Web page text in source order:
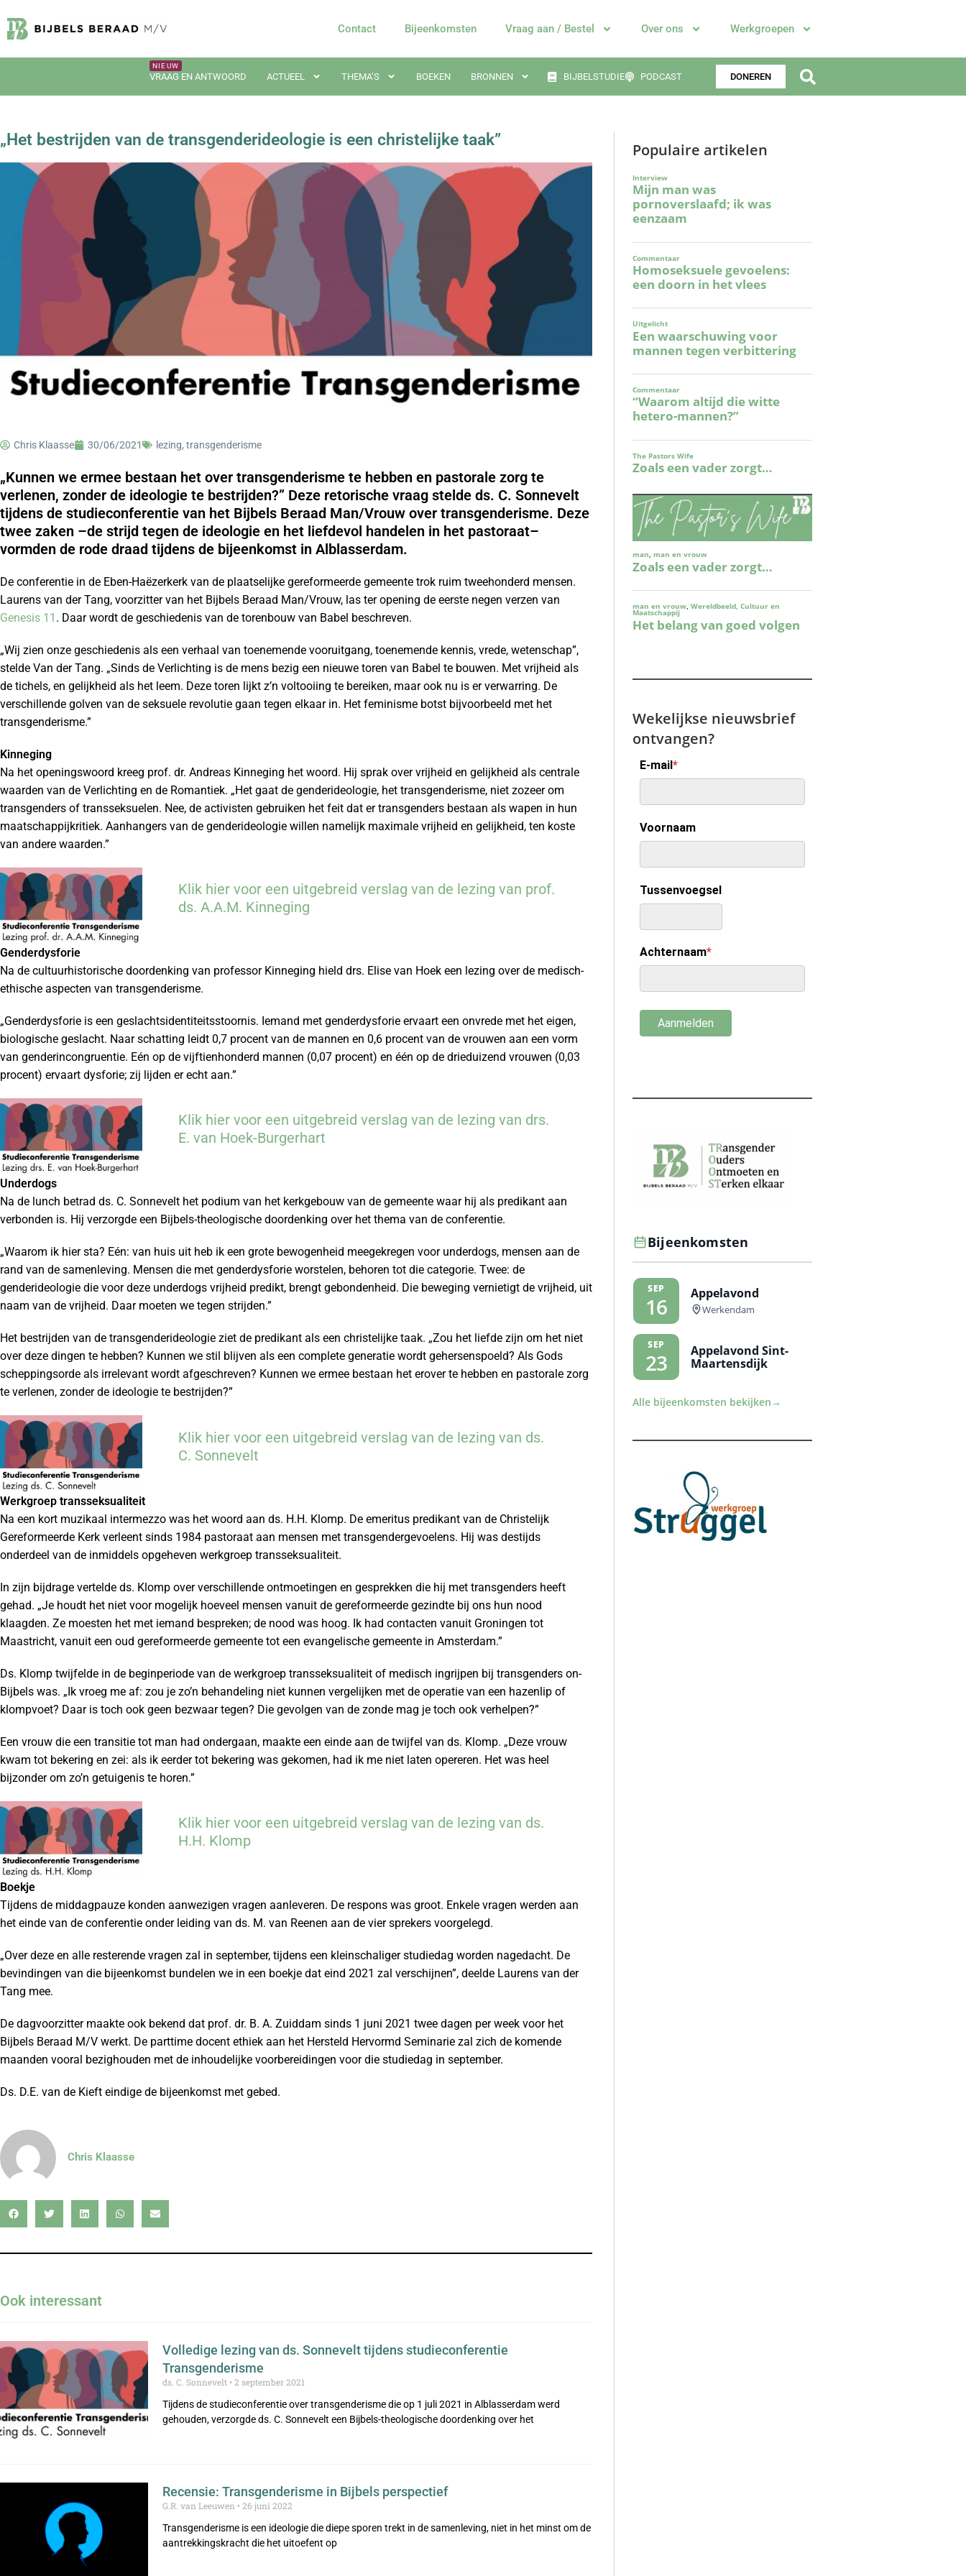
Contact Bijeenkomsten Vraag aan / Bestel Over ons Werkgroepen
VRAAG EN ANTWOORD ACTUEEL THEMA’S BOEKEN BRONNEN BIJBELSTUDIE PODCAST DONEREN
„Het bestrijden van de transgenderideologie is een christelijke taak”
Chris Klaasse 30/06/2021 lezing, transgenderisme
„Kunnen we ermee bestaan het over transgenderisme te hebben en pastorale zorg te
verlenen, zonder de ideologie te bestrijden?” Deze retorische vraag stelde ds. C. Sonnevelt
tijdens de studieconferentie van het Bijbels Beraad Man/Vrouw over transgenderisme. Deze
twee zaken –de strijd tegen de ideologie en het liefdevol handelen in het pastoraat–
vormden de rode draad tijdens de bijeenkomst in Alblasserdam.
De conferentie in de Eben-Haëzerkerk van de plaatselijke gereformeerde gemeente trok ruim tweehonderd mensen.
Laurens van der Tang, voorzitter van het Bijbels Beraad Man/Vrouw, las ter opening de eerste negen verzen van
Genesis 11 . Daar wordt de geschiedenis van de torenbouw van Babel beschreven.
„Wij zien onze geschiedenis als een verhaal van toenemende vooruitgang, toenemende kennis, vrede, wetenschap”,
stelde Van der Tang. „Sinds de Verlichting is de mens bezig een nieuwe toren van Babel te bouwen. Met vrijheid als
de tichels, en gelijkheid als het leem. Deze toren lijkt z’n voltooiing te bereiken, maar ook nu is er verwarring. De
verschillende golven van de seksuele revolutie gaan tegen elkaar in. Het feminisme botst bijvoorbeeld met het
transgenderisme.”
Kinneging
Na het openingswoord kreeg prof. dr. Andreas Kinneging het woord. Hij sprak over vrijheid en gelijkheid als centrale
waarden van de Verlichting en de Romantiek. „Het gaat de genderideologie, het transgenderisme, niet zozeer om
transgenders of transseksuelen. Nee, de activisten gebruiken het feit dat er transgenders bestaan als wapen in hun
maatschappijkritiek. Aanhangers van de genderideologie willen namelijk maximale vrijheid en gelijkheid, ten koste
van andere waarden.”
Klik hier voor een uitgebreid verslag van de lezing van prof.
ds. A.A.M. Kinneging
Genderdysforie
Na de cultuurhistorische doordenking van professor Kinneging hield drs. Elise van Hoek een lezing over de medisch-
ethische aspecten van transgenderisme.
„Genderdysforie is een geslachtsidentiteitsstoornis. Iemand met genderdysforie ervaart een onvrede met het eigen,
biologische geslacht. Naar schatting leidt 0,7 procent van de mannen en 0,6 procent van de vrouwen aan een vorm
van genderincongruentie. Eén op de vijftienhonderd mannen (0,07 procent) en één op de drieduizend vrouwen (0,03
procent) ervaart dysforie; zij lijden er echt aan.”
Klik hier voor een uitgebreid verslag van de lezing van drs.
E. van Hoek-Burgerhart
Underdogs
Na de lunch betrad ds. C. Sonnevelt het podium van het kerkgebouw van de gemeente waar hij als predikant aan
verbonden is. Hij verzorgde een Bijbels-theologische doordenking over het thema van de conferentie.
„Waarom ik hier sta? Eén: van huis uit heb ik een grote bewogenheid meegekregen voor underdogs, mensen aan de
rand van de samenleving. Mensen die met genderdysforie worstelen, behoren tot die categorie. Twee: de
genderideologie die voor deze underdogs vrijheid predikt, brengt gebondenheid. Die beweging vernietigt de vrijheid, uit
naam van de vrijheid. Daar moeten we tegen strijden.”
Het bestrijden van de transgenderideologie ziet de predikant als een christelijke taak. „Zou het liefde zijn om het niet
over deze dingen te hebben? Kunnen we stil blijven als een complete generatie wordt gehersenspoeld? Als Gods
scheppingsorde als irrelevant wordt afgeschreven? Kunnen we ermee bestaan het erover te hebben en pastorale zorg
te verlenen, zonder de ideologie te bestrijden?”
Klik hier voor een uitgebreid verslag van de lezing van ds.
C. Sonnevelt
Werkgroep transseksualiteit
Na een kort muzikaal intermezzo was het woord aan ds. H.H. Klomp. De emeritus predikant van de Christelijk
Gereformeerde Kerk verleent sinds 1984 pastoraat aan mensen met transgendergevoelens. Hij was destijds
onderdeel van de inmiddels opgeheven werkgroep transseksualiteit.
In zijn bijdrage vertelde ds. Klomp over verschillende ontmoetingen en gesprekken die hij met transgenders heeft
gehad. „Je houdt het niet voor mogelijk hoeveel mensen vanuit de gereformeerde gezindte bij ons hun nood
klaagden. Ze moesten het met iemand bespreken; de nood was hoog. Ik had contacten vanuit Groningen tot
Maastricht, vanuit een oud gereformeerde gemeente tot een evangelische gemeente in Amsterdam.”
Ds. Klomp twijfelde in de beginperiode van de werkgroep transseksualiteit of medisch ingrijpen bij transgenders on-
Bijbels was. „Ik vroeg me af: zou je zo’n behandeling niet kunnen vergelijken met de operatie van een hazenlip of
klompvoet? Daar is toch ook geen bezwaar tegen? Die gevolgen van de zonde mag je toch ook verhelpen?”
Een vrouw die een transitie tot man had ondergaan, maakte een einde aan de twijfel van ds. Klomp. „Deze vrouw
kwam tot bekering en zei: als ik eerder tot bekering was gekomen, had ik me niet laten opereren. Het was heel
bijzonder om zo’n getuigenis te horen.”
Klik hier voor een uitgebreid verslag van de lezing van ds.
H.H. Klomp
Boekje
Tijdens de middagpauze konden aanwezigen vragen aanleveren. De respons was groot. Enkele vragen werden aan
het einde van de conferentie onder leiding van ds. M. van Reenen aan de vier sprekers voorgelegd.
„Over deze en alle resterende vragen zal in september, tijdens een kleinschaliger studiedag worden nagedacht. De
bevindingen van die bijeenkomst bundelen we in een boekje dat eind 2021 zal verschijnen”, deelde Laurens van der
Tang mee.
De dagvoorzitter maakte ook bekend dat prof. dr. B. A. Zuiddam sinds 1 juni 2021 twee dagen per week voor het
Bijbels Beraad M/V werkt. De parttime docent ethiek aan het Hersteld Hervormd Seminarie zal zich de komende
maanden vooral bezighouden met de inhoudelijke voorbereidingen voor die studiedag in september.
Ds. D.E. van de Kieft eindige de bijeenkomst met gebed.
Chris Klaasse
Ook interessant
Volledige lezing van ds. Sonnevelt tijdens studieconferentie
Transgenderisme
ds. C. Sonnevelt
2 september 2021
Tijdens de studieconferentie over transgenderisme die op 1 juli 2021 in Alblasserdam werd
gehouden, verzorgde ds. C. Sonnevelt een Bijbels-theologische doordenking over het
Recensie: Transgenderisme in Bijbels perspectief
G.R. van Leeuwen
26 juni 2022
Transgenderisme is een ideologie die diepe sporen trekt in de samenleving, niet in het minst om de
aantrekkingskracht die het uitoefent op
Populaire artikelen
Wekelijkse nieuwsbrief
ontvangen?
Bijeenkomsten
SEP
16
Appelavond
Werkendam
SEP
23
Appelavond Sint-
Maartensdijk
Alle bijeenkomsten bekijken →